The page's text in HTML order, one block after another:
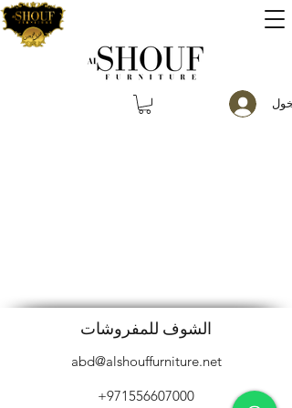
الشوف للمفروشات
abd@alshouffurniture.net
+971556607000